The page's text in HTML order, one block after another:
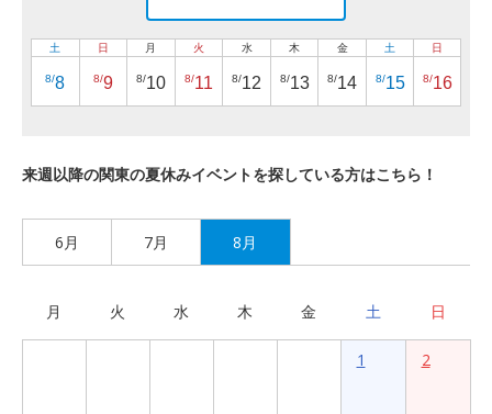
土
8/8
日
8/9
月
8/10
火
8/11
水
8/12
木
8/13
金
8/14
土
8/15
日
8/16
来週以降の関東の夏休みイベントを探している方はこちら！
6月 7月 8月
月 火 水 木 金 土 日
1 2